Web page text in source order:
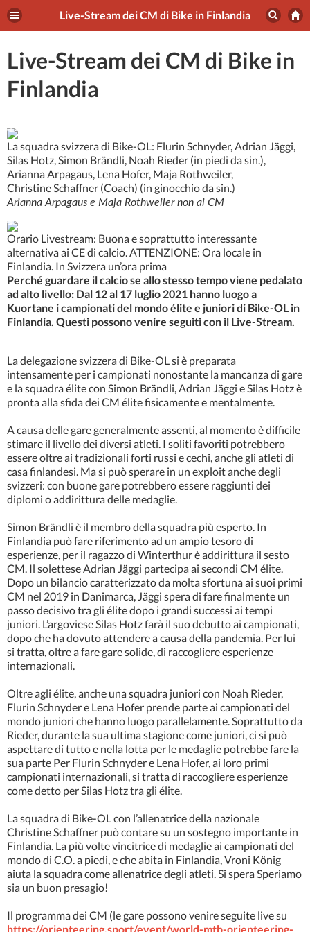
Live-Stream dei CM di Bike in Finlandia
Live-Stream dei CM di Bike in
Finlandia
La squadra svizzera di Bike-OL: Flurin Schnyder, Adrian Jäggi,
Silas Hotz, Simon Brändli, Noah Rieder (in piedi da sin.),
Arianna Arpagaus, Lena Hofer, Maja Rothweiler,
Christine Schaffner (Coach) (in ginocchio da sin.)
Arianna Arpagaus e Maja Rothweiler non ai CM
Orario Livestream: Buona e soprattutto interessante
alternativa ai CE di calcio. ATTENZIONE: Ora locale in
Finlandia. In Svizzera un’ora prima
Perché guardare il calcio se allo stesso tempo viene pedalato
ad alto livello: Dal 12 al 17 luglio 2021 hanno luogo a
Kuortane i campionati del mondo élite e juniori di Bike-OL in
Finlandia. Questi possono venire seguiti con il Live-Stream.
La delegazione svizzera di Bike-OL si è preparata
intensamente per i campionati nonostante la mancanza di gare
e la squadra élite con Simon Brändli, Adrian Jäggi e Silas Hotz è
pronta alla sfida dei CM élite fisicamente e mentalmente.
A causa delle gare generalmente assenti, al momento è difficile
stimare il livello dei diversi atleti. I soliti favoriti potrebbero
essere oltre ai tradizionali forti russi e cechi, anche gli atleti di
casa finlandesi. Ma si può sperare in un exploit anche degli
svizzeri: con buone gare potrebbero essere raggiunti dei
diplomi o addirittura delle medaglie.
Simon Brändli è il membro della squadra più esperto. In
Finlandia può fare riferimento ad un ampio tesoro di
esperienze, per il ragazzo di Winterthur è addirittura il sesto
CM. Il solettese Adrian Jäggi partecipa ai secondi CM élite.
Dopo un bilancio caratterizzato da molta sfortuna ai suoi primi
CM nel 2019 in Danimarca, Jäggi spera di fare finalmente un
passo decisivo tra gli élite dopo i grandi successi ai tempi
juniori. L’argoviese Silas Hotz farà il suo debutto ai campionati,
dopo che ha dovuto attendere a causa della pandemia. Per lui
si tratta, oltre a fare gare solide, di raccogliere esperienze
internazionali.
Oltre agli élite, anche una squadra juniori con Noah Rieder,
Flurin Schnyder e Lena Hofer prende parte ai campionati del
mondo juniori che hanno luogo parallelamente. Soprattutto da
Rieder, durante la sua ultima stagione come juniori, ci si può
aspettare di tutto e nella lotta per le medaglie potrebbe fare la
sua parte Per Flurin Schnyder e Lena Hofer, ai loro primi
campionati internazionali, si tratta di raccogliere esperienze
come detto per Silas Hotz tra gli élite.
La squadra di Bike-OL con l’allenatrice della nazionale
Christine Schaffner può contare su un sostegno importante in
Finlandia. La più volte vincitrice di medaglie ai campionati del
mondo di C.O. a piedi, e che abita in Finlandia, Vroni König
aiuta la squadra come allenatrice degli atleti. Si spera Speriamo
sia un buon presagio!
Il programma dei CM (le gare possono venire seguite live su
https://orienteering.sport/event/world-mtb-orienteering-